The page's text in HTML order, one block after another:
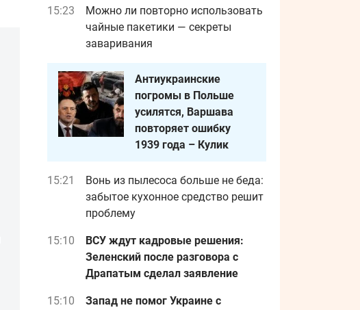
15:23
Можно ли повторно использовать
чайные пакетики — секреты
заваривания
Антиукраинские
погромы в Польше
усилятся, Варшава
повторяет ошибку
1939 года – Кулик
15:21
Вонь из пылесоса больше не беда:
забытое кухонное средство решит
проблему
15:10
ВСУ ждут кадровые решения:
Зеленский после разговора с
Драпатым сделал заявление
15:10
Запад не помог Украине с